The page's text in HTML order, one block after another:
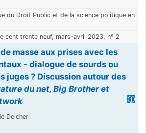
du Droit Public et de la science politique en
cent trente neuf, mars-avril 2023, nº 2
masse aux prises avec les
- dialogue de sourds ou
juges ? Discussion autour des
du net, Big Brother et
Delcher